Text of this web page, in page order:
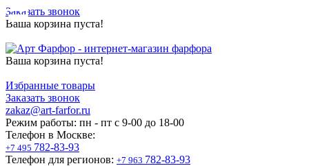
Заказать звонок
Ваша корзина пуста!
Ваша корзина пуста!
Избранные товары
Заказать звонок
zakaz@art-farfor.ru
Режим работы: пн - пт c 9-00 до 18-00
Телефон в Москве:
+7 495 782-83-93
Телефон для регионов: +7 963 782-83-93